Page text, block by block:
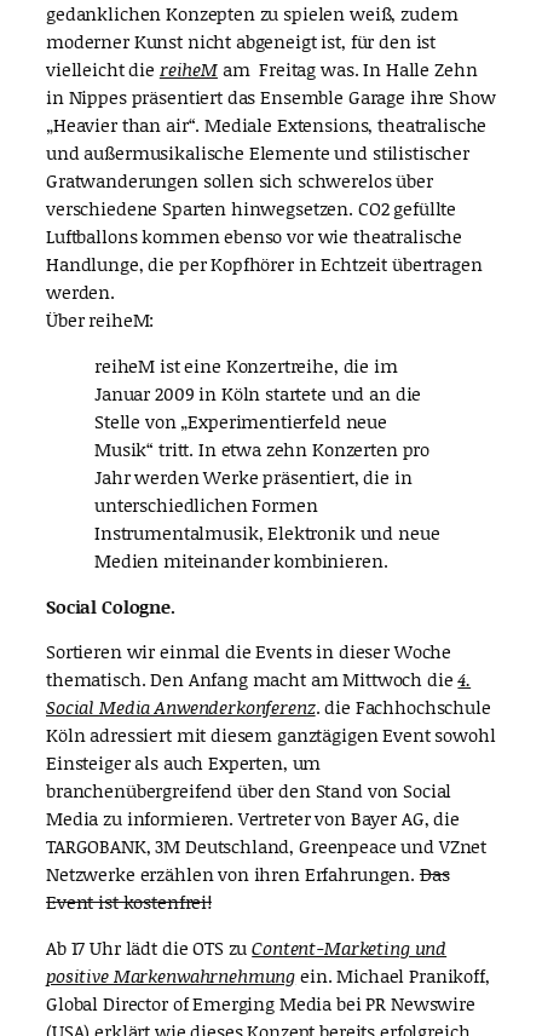
gedanklichen Konzepten zu spielen weiß, zudem
moderner Kunst nicht abgeneigt ist, für den ist
vielleicht die reiheMam Freitag was. In Halle Zehn
in Nippes präsentiert das Ensemble Garage ihre Show
„Heavier than air“. Mediale Extensions, theatralische
und außermusikalische Elemente und stilistischer
Gratwanderungen sollen sich schwerelos über
verschiedene Sparten hinwegsetzen. CO2 gefüllte
Luftballons kommen ebenso vor wie theatralische
Handlunge, die per Kopfhörer in Echtzeit übertragen
werden.
Über reiheM:
reiheM ist eine Konzertreihe, die im
Januar 2009 in Köln startete und an die
Stelle von „Experimentierfeld neue
Musik“ tritt. In etwa zehn Konzerten pro
Jahr werden Werke präsentiert, die in
unterschiedlichen Formen
Instrumentalmusik, Elektronik und neue
Medien miteinander kombinieren.
Social Cologne.
Sortieren wir einmal die Events in dieser Woche
thematisch. Den Anfang macht am Mittwoch die4.
Social Media Anwenderkonferenz. die Fachhochschule
Köln adressiert mit diesem ganztägigen Event sowohl
Einsteiger als auch Experten, um
branchenübergreifend über den Stand von Social
Media zu informieren. Vertreter von Bayer AG, die
TARGOBANK, 3M Deutschland, Greenpeace und VZnet
Netzwerke erzählen von ihren Erfahrungen.Das
Event ist kostenfrei!
Ab 17 Uhr lädt die OTS zuContent-Marketing und
positive Markenwahrnehmungein. Michael Pranikoff,
Global Director of Emerging Media bei PR Newswire